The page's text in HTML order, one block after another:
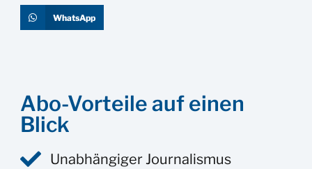
WhatsApp
Abo-Vorteile auf einen
Blick
Unabhängiger Journalismus